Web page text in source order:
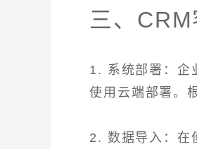
三、
1. 系统部署：企
使用云端部署。
2. 数据导入：在